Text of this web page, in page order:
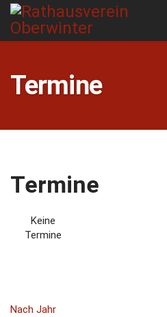
Termine
Termine
Keine
Termine
Nach Jahr